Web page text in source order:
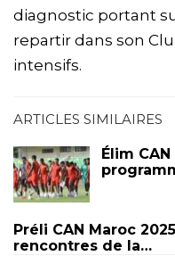
diagnostic portant
repartir dans son
intensifs.
ARTICLES SIMILAIRES
Élim
Préli CAN Maroc
rencontres de la…